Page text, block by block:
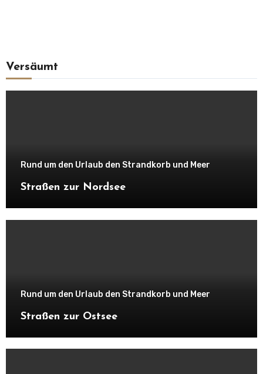
Versäumt
Rund um den Urlaub den Strandkorb und Meer
Straßen zur Nordsee
Rund um den Urlaub den Strandkorb und Meer
Straßen zur Ostsee